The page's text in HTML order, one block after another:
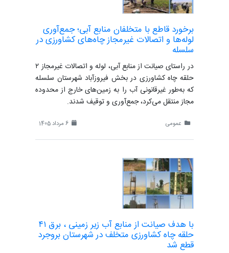
برخورد قاطع با متخلفان منابع آبی؛ جمع‌آوری
لوله‌ها و اتصالات غیرمجاز چاه‌های کشاورزی در
سلسله
در راستای صیانت از منابع آبی، لوله و اتصالات غیرمجاز ۲
حلقه چاه کشاورزی در بخش فیروزآباد شهرستان سلسله
که به‌طور غیرقانونی آب را به زمین‌های خارج از محدوده
مجاز منتقل می‌کرد، جمع‌آوری و توقیف شدند.
عمومی
با هدف صیانت از منابع آب زیر زمینی ، برق ۴١
حلقه چاه کشاورزی متخلف در شهرستان بروجرد
قطع شد